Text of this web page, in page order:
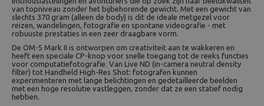
van topniveau zonder het bijbehorende gewicht. Met een gewicht van
slechts 370 gram (alleen de body) is dit de ideale metgezel voor
reizen, wandelingen, fotografie en spontane videografie - met
robuuste prestaties in een zeer draagbare vorm.
De OM-5 Mark II is ontworpen om creativiteit aan te wakkeren en
heeft een speciale CP-knop voor snelle toegang tot de reeks functies
voor computatiefotografie. Van Live ND (in-camera neutral density
filter) tot Handheld High-Res Shot: fotografen kunnen
experimenteren met lange belichtingen en gedetailleerde beelden
met een hoge resolutie vastleggen, zonder dat ze een statief nodig
hebben.